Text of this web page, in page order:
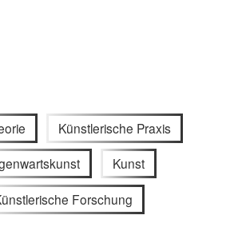
Künstlerische Praxis
Kunst
Forschung